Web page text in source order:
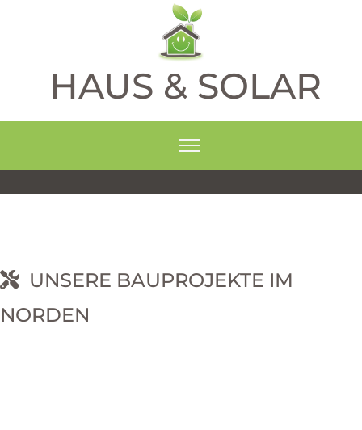
HAUS & SOLAR
UNSERE BAUPROJEKTE IM
NORDEN